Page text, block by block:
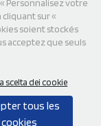
Personnalisez votre
sur «
soient stockés
acceptez que seuls
scelta dei cookie
tous les
cookies
- TVA